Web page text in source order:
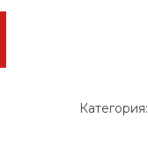
Категория: